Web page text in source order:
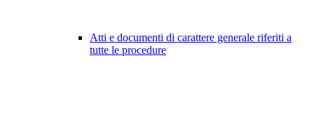
Atti e documenti di carattere generale riferiti a
tutte le procedure